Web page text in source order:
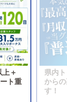
＋
ト重
県内
から
す！